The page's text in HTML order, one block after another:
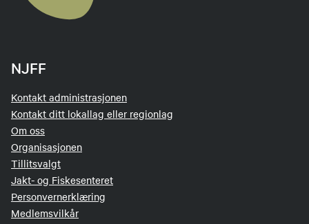
NJFF
Kontakt administrasjonen
Kontakt ditt lokallag eller regionlag
Om oss
Organisasjonen
Tillitsvalgt
Jakt- og Fiskesenteret
Personvernerklæring
Medlemsvilkår